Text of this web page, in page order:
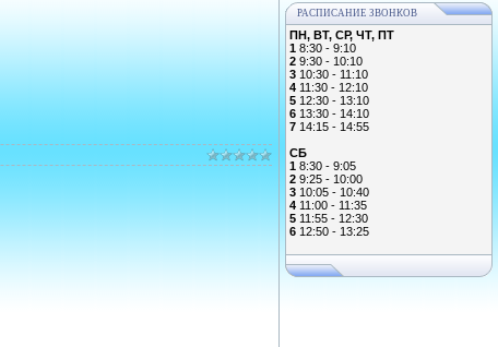
РАСПИСАНИЕ ЗВОНКОВ
ПН, ВТ, СР, ЧТ, ПТ
1 8:30 - 9:10
2 9:30 - 10:10
3 10:30 - 11:10
4 11:30 - 12:10
5 12:30 - 13:10
6 13:30 - 14:10
7 14:15 - 14:55
СБ
1 8:30 - 9:05
2 9:25 - 10:00
3 10:05 - 10:40
4 11:00 - 11:35
5 11:55 - 12:30
6 12:50 - 13:25